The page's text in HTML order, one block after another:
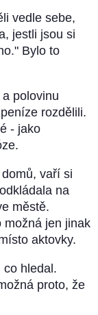
vedle sebe,
jestli jsou si
Bylo to
polovinu
rozdělili.
- jako
vaří si
na
městě.
možná jen jinak
aktovky.
co hledal.
proto, že